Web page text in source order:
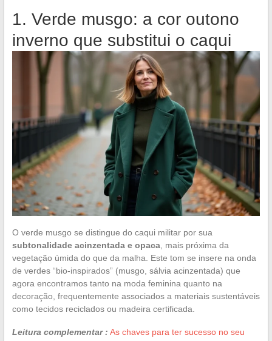
1. Verde musgo: a cor outono
inverno que substitui o caqui
O verde musgo se distingue do caqui militar por sua
subtonalidade acinzentada e opaca, mais próxima da
vegetação úmida do que da malha. Este tom se insere na onda
de verdes “bio-inspirados” (musgo, sálvia acinzentada) que
agora encontramos tanto na moda feminina quanto na
decoração, frequentemente associados a materiais sustentáveis
como tecidos reciclados ou madeira certificada.
Leitura complementar : As chaves para ter sucesso no seu